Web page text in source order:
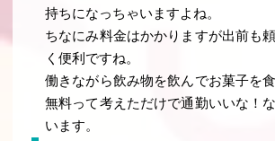
持ちになっちゃいますよね。
ちなにみ料金はかかりますが出前も
く便利ですね。
働きながら飲み物を飲んでお菓子を
無料って考えただけで通勤いいな！
います。